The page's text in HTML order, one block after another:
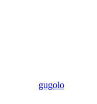
gugolo